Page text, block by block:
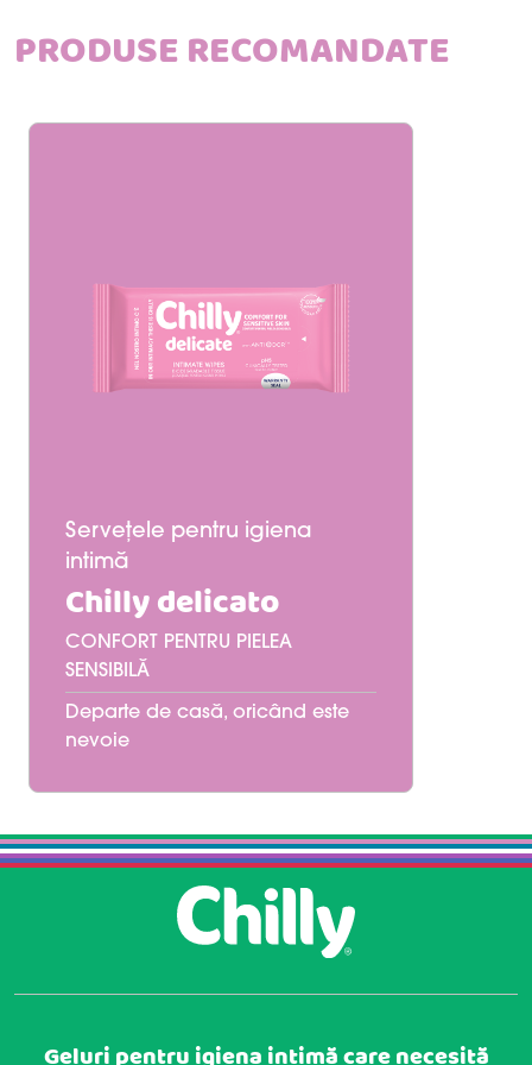
PRODUSE RECOMANDATE
Servețele pentru igiena
intimă
Chilly delicato
CONFORT PENTRU PIELEA
SENSIBILĂ
Departe de casă, oricând este
nevoie
Geluri pentru igiena intimă care necesită